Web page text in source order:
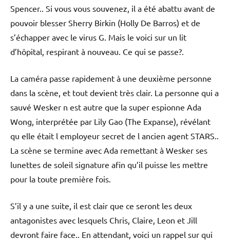
Spencer.. Si vous vous souvenez, il a été abattu avant de
pouvoir blesser Sherry Birkin (Holly De Barros) et de
s’échapper avec le virus G. Mais le voici sur un lit
d’hôpital, respirant à nouveau. Ce qui se passe?.
La caméra passe rapidement à une deuxième personne
dans la scène, et tout devient très clair. La personne qui a
sauvé Wesker n est autre que la super espionne Ada
Wong, interprétée par Lily Gao (The Expanse), révélant
qu elle était l employeur secret de l ancien agent STARS..
La scène se termine avec Ada remettant à Wesker ses
lunettes de soleil signature afin qu’il puisse les mettre
pour la toute première fois.
S’il y a une suite, il est clair que ce seront les deux
antagonistes avec lesquels Chris, Claire, Leon et Jill
devront faire face.. En attendant, voici un rappel sur qui